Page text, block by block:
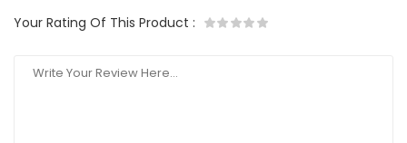
Your Rating Of This Product :